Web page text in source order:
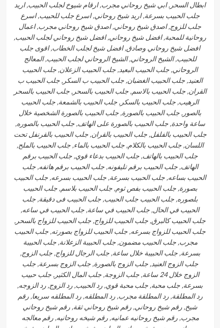
ابطال السحر, ابي شيخ روحاني مجرب, ارقام شيوخ لجلب الحبيب, اريد
جلب الحبيب بسرعة, اريد شيخ روحاني, اسرع جلب للحبيب, اسرع
جلب للزوج, اصدق شيخ روحاني, اصدق شيخ روحاني مجرب, اعمال
روحانية للمحبة, افضل شيخ روحاني, افضل شيخ روحاني لجلب الحبيب,
افضل شيخ روحاني وصادق, افضل شيخ لجلب الخطاب, اقوى جلب
للحبيب, الشيخ الروحاني, الشيخ الروحاني لجلب الحبيب, المعالج
الروحاني, جلب الحبيب البعيد, جلب الحبيب الزعلان, جلب الحبيب
العنيد, جلب الحبيب الغضبان, جلب الحبيب ب السكر, جلب الحبيب ب
القران, جلب الحبيب بالاسم, جلب الحبيب بالسحر, جلب الحبيب بالسحر
الرهيب, جلب الحبيب بالسكر, جلب الحبيب بالشمعة, جلب الحبيب
بالصور, جلب الحبيب بالصورة, جلب الحبيب بالصورة الشخصية خلال
ساعة واحدة, جلب الحبيب بالصورة على الهاتف, جلب الحبيب بالصوره,
جلب الحبيب بالفلفل, جلب الحبيب بالقران, جلب الحبيب بالقرنفل تحت
اللسان, جلب الحبيب بالكلام, جلب الحبيب بالماء, جلب الحبيب بالملح,
جلب الحبيب بالهاتف, جلب الحبيب بدعاء قوي, جلب الحبيب برقم
الهاتف, جلب الحبيب برقم تليفونه, جلب الحبيب برقم هاتفه, جلب
الحبيب بساعه, جلب الحبيب بسرعة, جلب الحبيب بسرعه, جلب الحبيب
بصورة, جلب الحبيب بفص ثوم, جلب الحبيب بلاسم, جلب الحبيب
بلصوره, جلب الحبيب جلب الحبيب, جلب الحبيب فى دقيقة, جلب
الحبيب في الحال, جلب الحبيب في ساعة, جلب الحبيب في ساعه,
جلب الحبيب كالبرق, جلب الحبيب للزواج, جلب الحبيب للزواج بالسحر,
جلب الحبيب للزواج بسرعه, جلب الحبيب للزواج بصورته, جلب الحبيب
مجرب, جلب الحبيب مضمون, جلب الحبيبة الزعلانة, جلب الحبيبة
بسرعة, جلب الحبيبة خلال ساعة, جلب الرجال للزواج, جلب الزوج,
جلب الزوج العنيد, جلب الزوج بالصورة, جلب الزوج بسرعة, جلب
الزوج خلال 24 ساعة, جلب الزوجة, جلب المال الكثير, جلب حبيب
بسرعة, جلب محبة, جلب محبة قوي, رد الحبيب, رد الزوج, رد الزوجه,
رد المطلقة, رد المطلقة مجرب, رد المطلقه, رد المطلقه سريعا, رقم
شيخ, رقم شيخ روحاني, رقم شيخ روحاني ثقة, رقم شيخ روحاني
مجرب, رقم شيخ روحانيه عمانيه, رقم شيخه روحانيه, رقم معالجه